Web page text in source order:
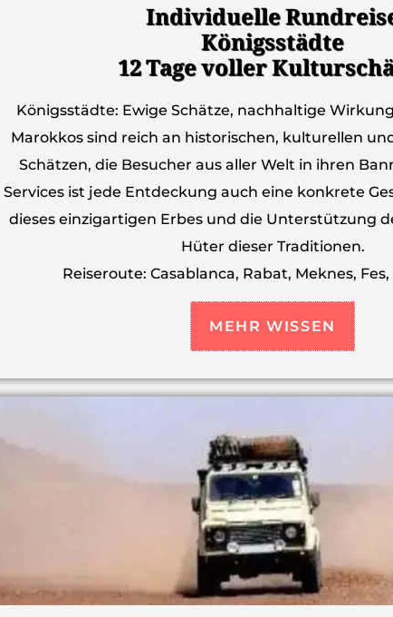
Individuelle
Königsstädte
12 Tage voller
Königsstädte: Ewige Schätze, nachhaltige
Marokkos sind reich an historischen, kulturellen
Schätzen, die Besucher aus aller Welt in ihren
Services ist jede Entdeckung auch eine konkrete
dieses einzigartigen Erbes und die Unterstützung
Hüter dieser Traditionen.
Reiseroute: Casablanca, Rabat, Meknes,
MEHR WISSEN